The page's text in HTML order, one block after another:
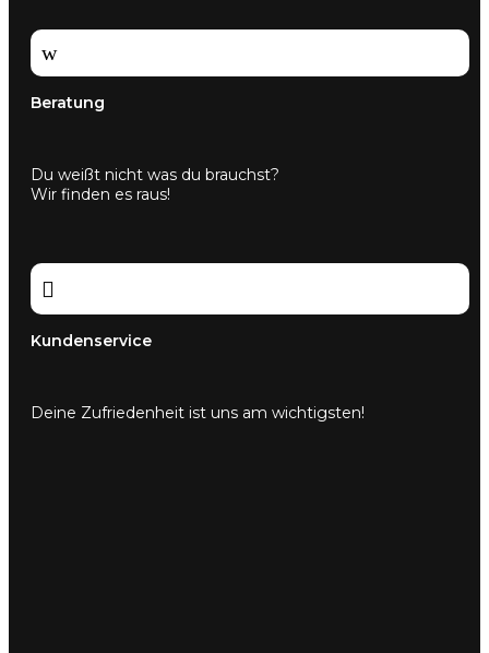
w
Beratung
Du weißt nicht was du brauchst?
Wir finden es raus!

Kundenservice
Deine Zufriedenheit ist uns am wichtigsten!